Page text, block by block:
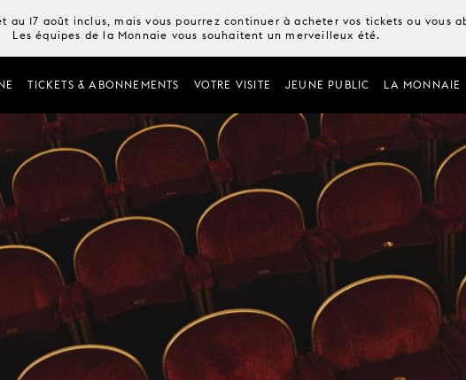
au 17 août inclus, mais vous pourrez continuer à acheter vos tickets ou
Les équipes de la Monnaie vous souhaitent un merveilleux été.
TICKETS & ABONNEMENTS VOTRE VISITE JEUNE PUBLIC LA MONNAIE